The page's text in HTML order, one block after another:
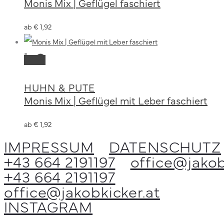
der
Produktseite
gewählt
werden
mehrere
auf.
Die
Optionen
auf
der
Produktseite
werden
Monis Mix | Geflügel faschiert
ab € 1,92
wählen
Dieses
weist
mehrere
auf.
Die
Optionen
können
auf
der
HUHN & PUTE
Monis Mix | Geflügel mit Leber faschiert
ab € 1,92
IMPRESSUM DATENSCHUTZ
+43 664 2191197
+43 664 2191197
office@jakobkicker.at
INSTAGRAM